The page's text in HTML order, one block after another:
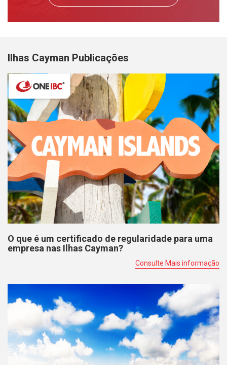
Ilhas Cayman Publicações
O que é um certificado de regularidade para uma
empresa nas Ilhas Cayman?
Consulte Mais informação